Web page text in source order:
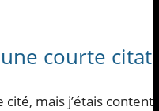
courte
cité, mais j’étais